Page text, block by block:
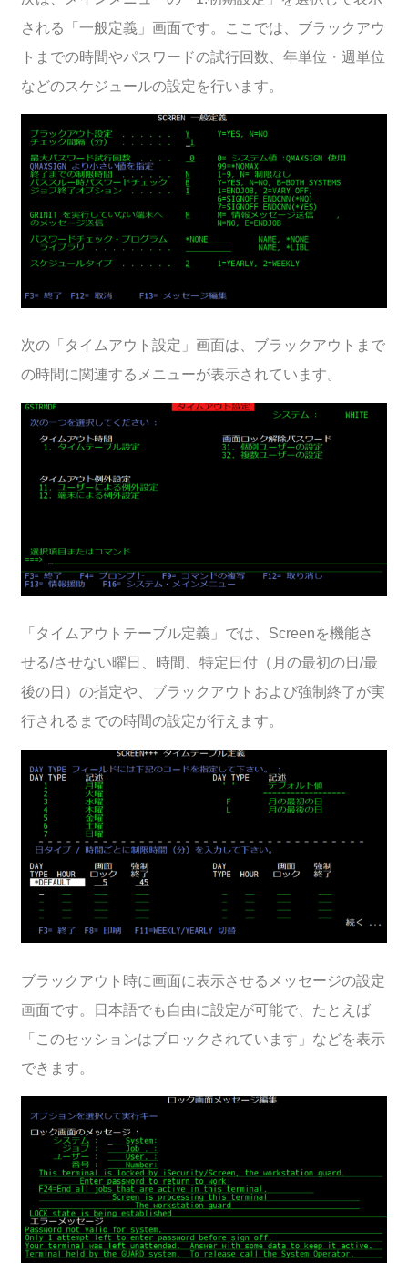
される「一般定義」画面です。ここでは、ブラックアウ
トまでの時間やパスワードの試行回数、年単位・週単位
などのスケジュールの設定を行います。
次の「タイムアウト設定」画面は、ブラックアウトまで
の時間に関連するメニューが表示されています。
「タイムアウトテーブル定義」では、Screenを機能さ
せる/させない曜日、時間、特定日付（月の最初の日/最
後の日）の指定や、ブラックアウトおよび強制終了が実
行されるまでの時間の設定が行えます。
ブラックアウト時に画面に表示させるメッセージの設定
画面です。日本語でも自由に設定が可能で、たとえば
「このセッションはブロックされています」などを表示
できます。